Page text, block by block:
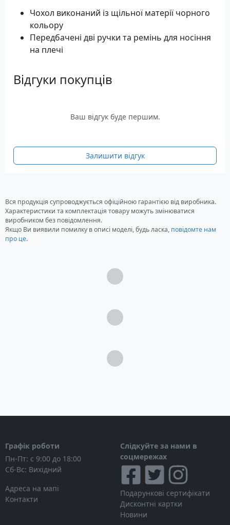
Чохол виконаний із щільної матерії чорного
кольору
Передбачені дві ручки та ремінь для носіння
на плечі
Відгуки покупців
Ваш відгук буде першим.
Залишити відгук
Вся продукція супроводжується офіційною гарантією від виробника.
Характеристики та комплектація товару можуть змінюватися
виробником без повідомлення.
Якщо Ви виявили помилку в описі моделі, будь ласка, повідомте нам
про це.
Графік роботи
Пн-Пт: с 9:00 до 18:00
Сб-Вс: Вихідний
Адреса на мапі
Контакти
Слідкуйте за нами в
соцмережах
Подарункові сертифікати
Дисконтні картки
Новини